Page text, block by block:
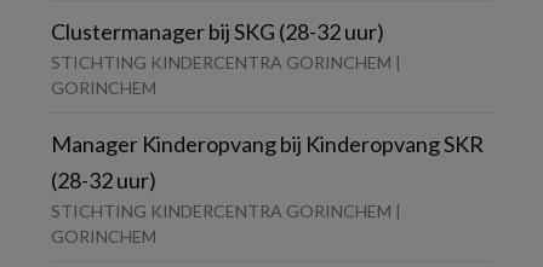
Clustermanager bij SKG (28-32 uur)
STICHTING KINDERCENTRA GORINCHEM |
GORINCHEM
Manager Kinderopvang bij Kinderopvang SKR
(28-32 uur)
STICHTING KINDERCENTRA GORINCHEM |
GORINCHEM